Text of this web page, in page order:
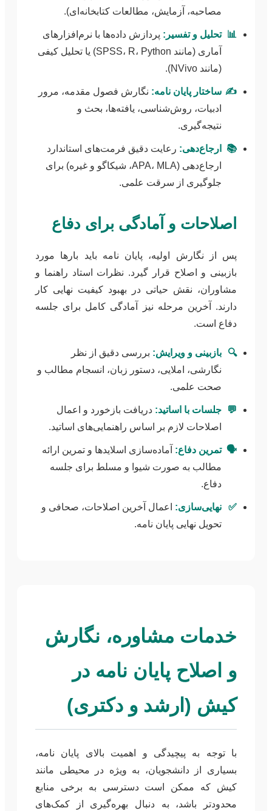
مصاحبه، آزمایش، مطالعات کتابخانه‌ای).
📊 تحلیل و تفسیر:پردازش داده‌ها با نرم‌افزارهای
آماری (مانند SPSS، R، Python) یا تحلیل کیفی
(مانند NVivo).
✍️ ساختار پایان نامه:نگارش فصول مقدمه، مرور
ادبیات، روش‌شناسی، یافته‌ها، بحث و
نتیجه‌گیری.
📚 ارجاع‌دهی: رعایت دقیق فرمت‌های استاندارد
ارجاع‌دهی (APA، MLA، شیکاگو و غیره) برای
جلوگیری از سرقت علمی.
اصلاحات و آمادگی برای دفاع
پس از نگارش اولیه، پایان نامه باید بارها مورد
بازبینی و اصلاح قرار گیرد. نظرات استاد راهنما و
مشاوران، نقش حیاتی در بهبود کیفیت نهایی کار
دارند. آخرین مرحله نیز آمادگی کامل برای جلسه
دفاع است.
🔍 بازبینی و ویرایش: بررسی دقیق از نظر
نگارشی، املایی، دستور زبان، انسجام مطالب و
صحت علمی.
💬 جلسات با اساتید:دریافت بازخورد و اعمال
اصلاحات لازم بر اساس راهنمایی‌های اساتید.
🗣️ تمرین دفاع:آماده‌سازی اسلایدها و تمرین ارائه
مطالب به صورت شیوا و مسلط برای جلسه
دفاع.
✅ نهایی‌سازی:اعمال آخرین اصلاحات، صحافی و
تحویل نهایی پایان نامه.
خدمات مشاوره، نگارش
و اصلاح پایان نامه در
کیش (ارشد و دکتری)
با توجه به پیچیدگی و اهمیت بالای پایان نامه،
بسیاری از دانشجویان، به ویژه در محیطی مانند
کیش که ممکن است دسترسی به برخی منابع
محدودتر باشد، به دنبال بهره‌گیری از کمک‌های